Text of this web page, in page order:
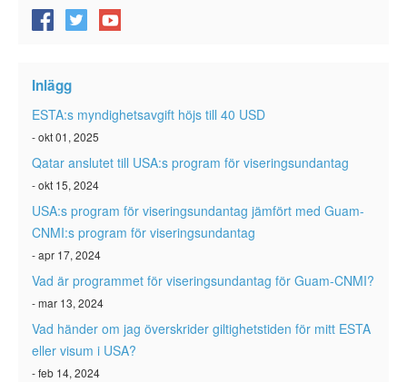
Viseringsundantag
ESTA Artiklar
Kontakta
Inlägg
ESTA:s myndighetsavgift höjs till 40 USD
- okt 01, 2025
Qatar anslutet till USA:s program för viseringsundantag
- okt 15, 2024
USA:s program för viseringsundantag jämfört med Guam-
CNMI:s program för viseringsundantag
- apr 17, 2024
Vad är programmet för viseringsundantag för Guam-CNMI?
- mar 13, 2024
Vad händer om jag överskrider giltighetstiden för mitt ESTA
eller visum i USA?
- feb 14, 2024